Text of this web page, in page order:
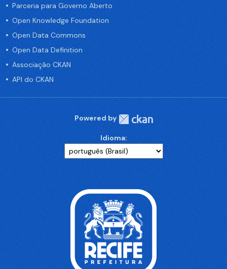
Parceria para Governo Aberto
Open Knowledge Foundation
Open Data Commons
Open Data Definition
Associação CKAN
API do CKAN
Powered by
Idioma